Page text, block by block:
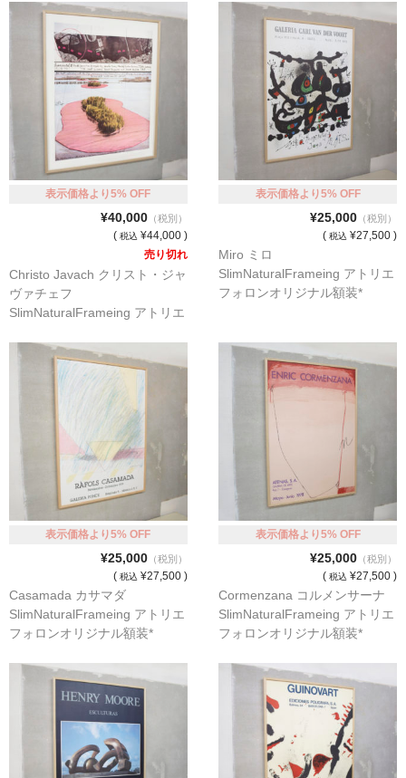
仕様変更
マット・インナー
吊りフック
吊り金具＆ヒモセット
簡単スタンド
LP・CDフレーム
シンプルLPフレームセット
CD紙ジャケフレーム
アートポスター
アートポスター一覧
Instagram紹介商品
エンゾ・マーリ【Enzo Mari】
ダネーゼ【DANESE MILANO】
フォトアートポスター
アンディ・ウォーホル
olivetti
表示価格より5% OFF
¥40,000（税別）
( 税込 ¥44,000 )
売り切れ
Christo Javach クリスト・ジャ
ヴァチェフ
SlimNaturalFrameing アトリエ
表示価格より5% OFF
¥25,000（税別）
( 税込 ¥27,500 )
Miro ミロ
SlimNaturalFrameing アトリエ
フォロンオリジナル額装*
表示価格より5% OFF
¥25,000（税別）
( 税込 ¥27,500 )
Casamada カサマダ
SlimNaturalFrameing アトリエ
フォロンオリジナル額装*
表示価格より5% OFF
¥25,000（税別）
( 税込 ¥27,500 )
Cormenzana コルメンサーナ
SlimNaturalFrameing アトリエ
フォロンオリジナル額装*